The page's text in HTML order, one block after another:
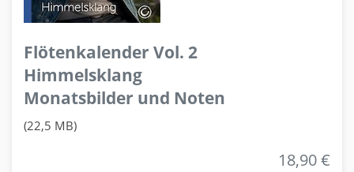
Flötenkalender Vol. 2
Himmelsklang
Monatsbilder und Noten
(22,5 MB)
18,90 €